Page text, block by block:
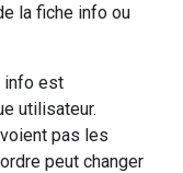
la fiche info ou
info est
utilisateur.
pas les
peut changer